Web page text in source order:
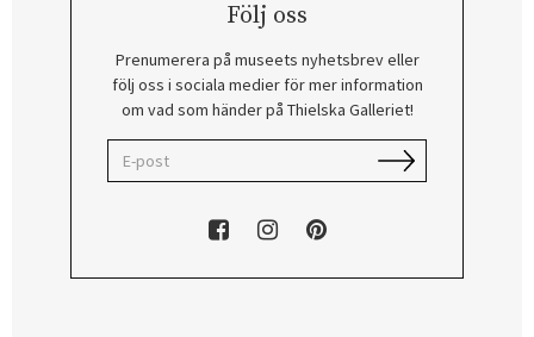
Följ oss
Prenumerera på museets nyhetsbrev eller
följ oss i sociala medier för mer information
om vad som händer på Thielska Galleriet!